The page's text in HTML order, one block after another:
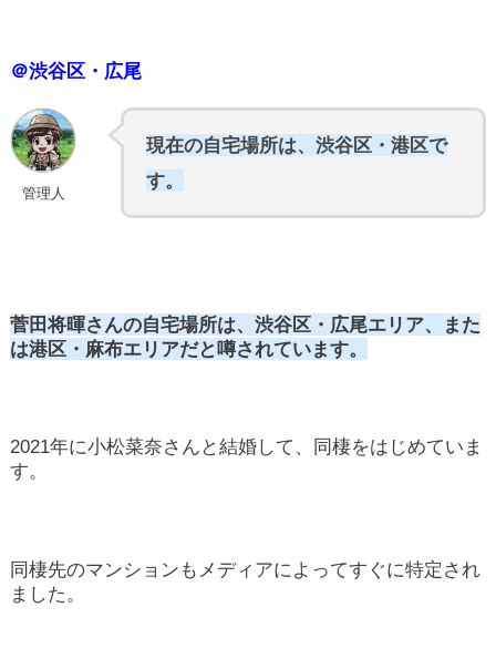
＠渋谷区・広尾
管理人
現在の自宅場所は、渋谷区・港区で
す。
菅田将暉さんの自宅場所は、渋谷区・広尾エリア、また
は港区・麻布エリアだと噂されています。
2021年に小松菜奈さんと結婚して、同棲をはじめていま
す。
同棲先のマンションもメディアによってすぐに特定され
ました。